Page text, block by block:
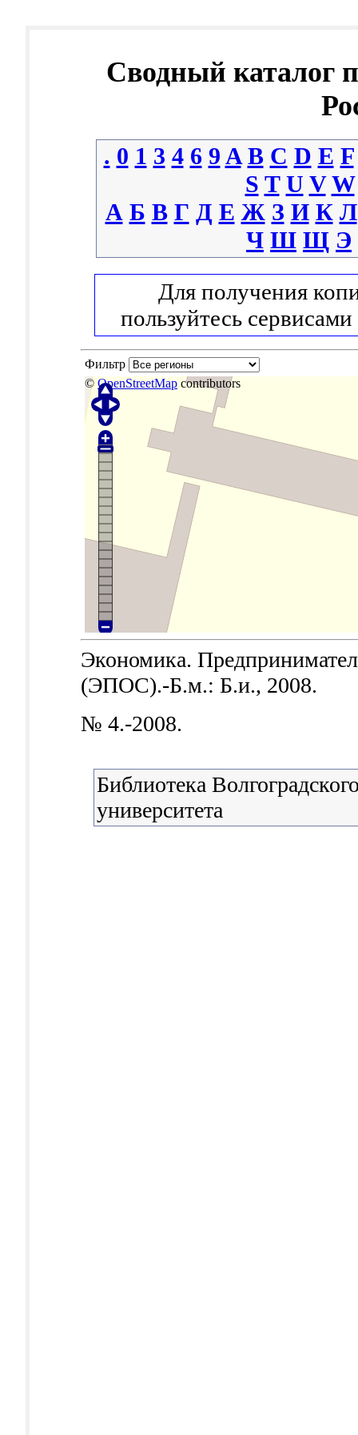
Сводный каталог
. 0 1 3 4 6 9 A B C D E F
S T U V W
А Б В Г Д Е Ж З И К Л
Ч Ш Щ Э
Для получения
пользуйтесь сервисами
Фильтр
© OpenStreetMap contributors
Экономика.
(ЭПОС).-Б.м.: Б.и., 2008.
№ 4.-2008.
Библиотека
университета